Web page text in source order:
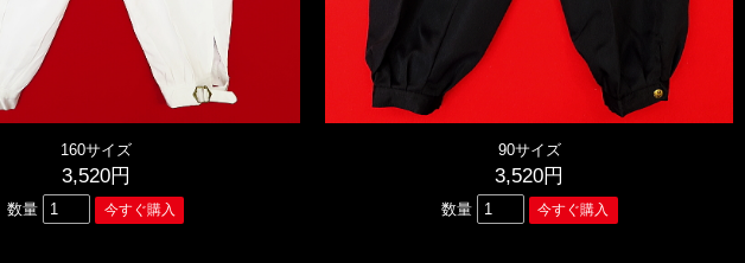
160サイズ
3,520円
数量
90サイズ
3,520円
数量